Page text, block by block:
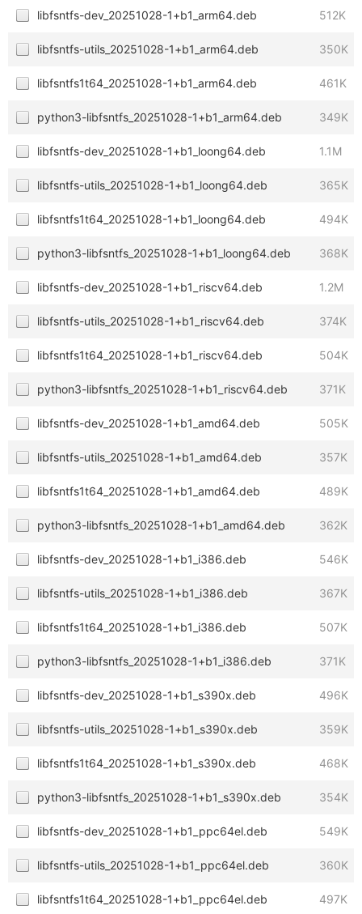
libfsntfs-dev_20251028-1+b1_arm64.deb 512K
libfsntfs-utils_20251028-1+b1_arm64.deb 350K
libfsntfs1t64_20251028-1+b1_arm64.deb 461K
python3-libfsntfs_20251028-1+b1_arm64.deb 349K
libfsntfs-dev_20251028-1+b1_loong64.deb 1.1M
libfsntfs-utils_20251028-1+b1_loong64.deb 365K
libfsntfs1t64_20251028-1+b1_loong64.deb 494K
python3-libfsntfs_20251028-1+b1_loong64.deb 368K
libfsntfs-dev_20251028-1+b1_riscv64.deb 1.2M
libfsntfs-utils_20251028-1+b1_riscv64.deb 374K
libfsntfs1t64_20251028-1+b1_riscv64.deb 504K
python3-libfsntfs_20251028-1+b1_riscv64.deb 371K
libfsntfs-dev_20251028-1+b1_amd64.deb 505K
libfsntfs-utils_20251028-1+b1_amd64.deb 357K
libfsntfs1t64_20251028-1+b1_amd64.deb 489K
python3-libfsntfs_20251028-1+b1_amd64.deb 362K
libfsntfs-dev_20251028-1+b1_i386.deb 546K
libfsntfs-utils_20251028-1+b1_i386.deb 367K
libfsntfs1t64_20251028-1+b1_i386.deb 507K
python3-libfsntfs_20251028-1+b1_i386.deb 371K
libfsntfs-dev_20251028-1+b1_s390x.deb 496K
libfsntfs-utils_20251028-1+b1_s390x.deb 359K
libfsntfs1t64_20251028-1+b1_s390x.deb 468K
python3-libfsntfs_20251028-1+b1_s390x.deb 354K
libfsntfs-dev_20251028-1+b1_ppc64el.deb 549K
libfsntfs-utils_20251028-1+b1_ppc64el.deb 360K
libfsntfs1t64_20251028-1+b1_ppc64el.deb 497K